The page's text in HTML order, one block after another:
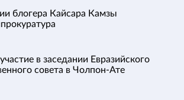
блогера Кайсара Камзы
в заседании Евразийского
совета в Чолпон-Ате